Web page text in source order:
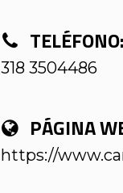
TELÉFONO:
318 3504486
PÁGINA
https://